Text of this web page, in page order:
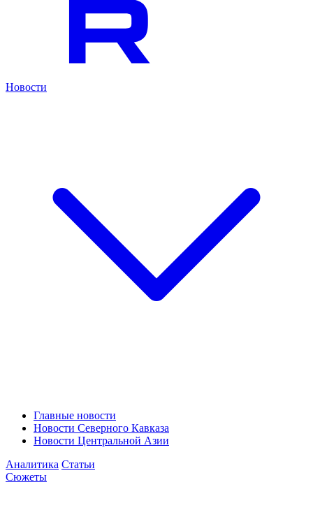
Новости
Главные новости
Новости Северного Кавказа
Новости Центральной Азии
Аналитика Статьи
Сюжеты